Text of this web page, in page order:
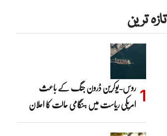
تازہ ترین
روس-یوکرین ڈرون جنگ کے باعث
امریکی ریاست میں ہنگامی حالت کا اعلان